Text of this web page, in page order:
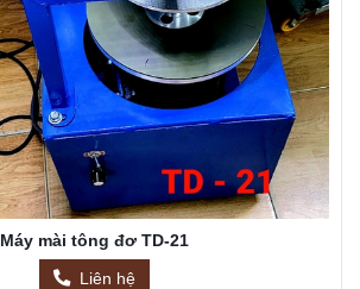
Máy mài tông đơ TD-21
Liên hệ